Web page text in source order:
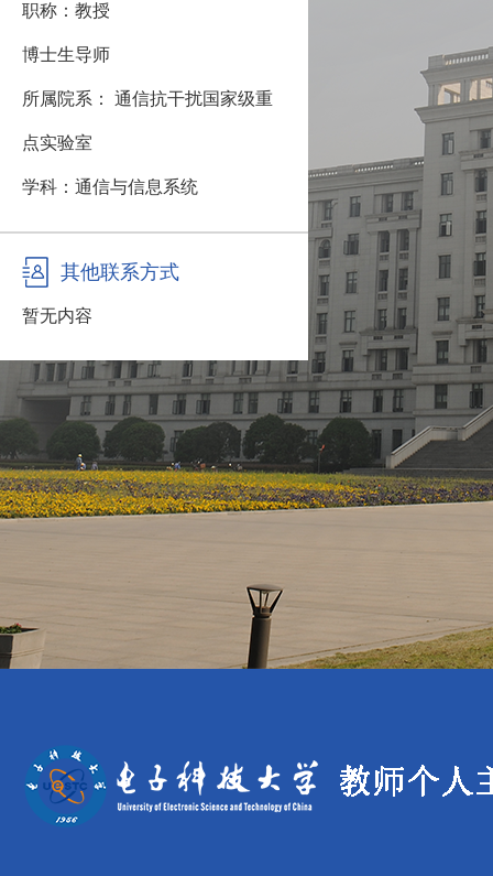
职称：教授
博士生导师
所属院系： 通信抗干扰国家级重
点实验室
学科：通信与信息系统
其他联系方式
暂无内容